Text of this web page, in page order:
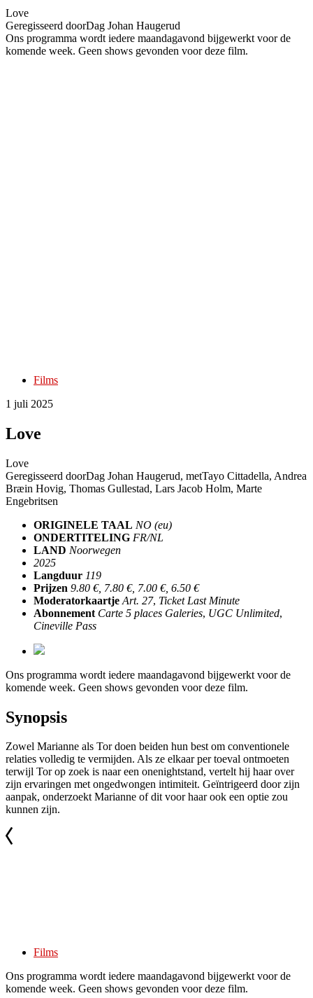
Love
Geregisseerd doorDag Johan Haugerud
Ons programma wordt iedere maandagavond bijgewerkt voor de
komende week. Geen shows gevonden voor deze film.
Films
1 juli 2025
Love
Love
Geregisseerd doorDag Johan Haugerud, metTayo Cittadella, Andrea
Bræin Hovig, Thomas Gullestad, Lars Jacob Holm, Marte
Engebritsen
ORIGINELE TAAL NO (eu)
ONDERTITELING FR/NL
LAND Noorwegen
2025
Langduur 119
Prijzen 9.80 €, 7.80 €, 7.00 €, 6.50 €
Moderatorkaartje Art. 27, Ticket Last Minute
Abonnement Carte 5 places Galeries, UGC Unlimited,
Cineville Pass
Ons programma wordt iedere maandagavond bijgewerkt voor de
komende week. Geen shows gevonden voor deze film.
Synopsis
Zowel Marianne als Tor doen beiden hun best om conventionele
relaties volledig te vermijden. Als ze elkaar per toeval ontmoeten
terwijl Tor op zoek is naar een onenightstand, vertelt hij haar over
zijn ervaringen met ongedwongen intimiteit. Geïntrigeerd door zijn
aanpak, onderzoekt Marianne of dit voor haar ook een optie zou
kunnen zijn.
Films
Ons programma wordt iedere maandagavond bijgewerkt voor de
komende week. Geen shows gevonden voor deze film.